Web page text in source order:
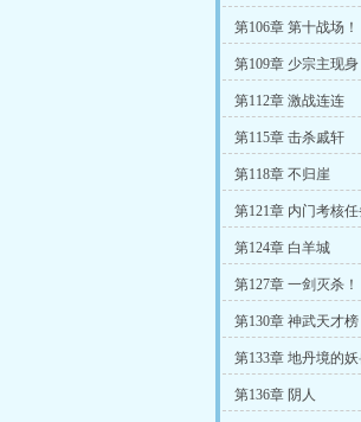
第106章 第十战场！
第109章 少宗主现身
第112章 激战连连
第115章 击杀戚轩
第118章 不归崖
第121章 内门考核任
第124章 白羊城
第127章 一剑灭杀！
第130章 神武天才榜
第133章 地丹境的妖
第136章 阴人